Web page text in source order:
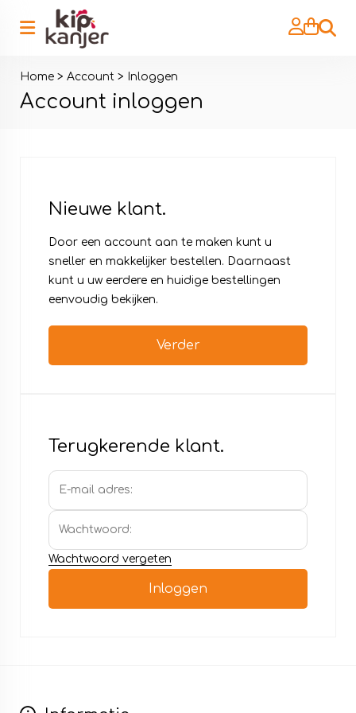
Home > Account > Inloggen
Account inloggen
Nieuwe klant.
Door een account aan te maken kunt u
sneller en makkelijker bestellen. Daarnaast
kunt u uw eerdere en huidige bestellingen
eenvoudig bekijken.
Verder
Terugkerende klant.
Wachtwoord vergeten
Inloggen